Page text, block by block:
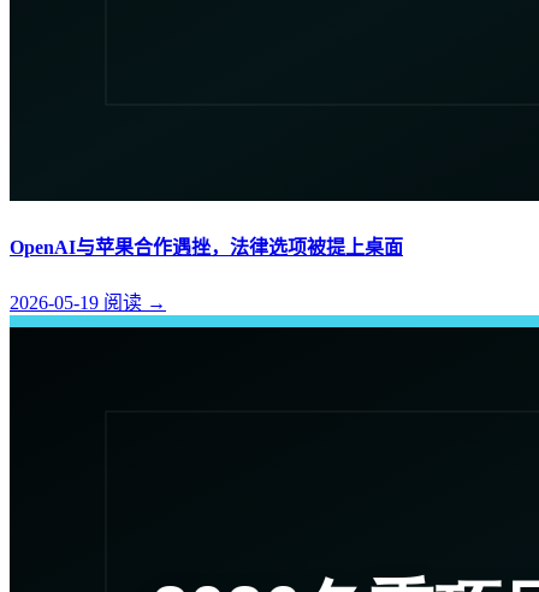
OpenAI与苹果合作遇挫，法律选项被提上桌面
2026-05-19 阅读 →